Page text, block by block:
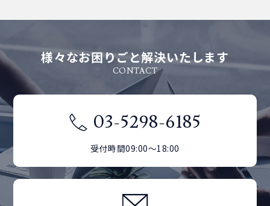
様々なお困りごと解決いたします
CONTACT
03-5298-6185
受付時間09:00～18:00